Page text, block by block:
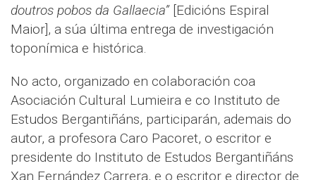
doutros pobos da Gallaecia”[Edicións Espiral
Maior], a súa última entrega de investigación
toponímica e histórica.
No acto, organizado en colaboración coa
Asociación Cultural Lumieira e co Instituto de
Estudos Bergantiñáns, participarán, ademais do
autor, a profesora Caro Pacoret, o escritor e
presidente do Instituto de Estudos Bergantiñáns
Xan Fernández Carrera, e o escritor e director de